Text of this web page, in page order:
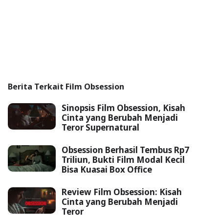
Berita Terkait Film Obsession
Sinopsis Film Obsession, Kisah
Cinta yang Berubah Menjadi
Teror Supernatural
Obsession Berhasil Tembus Rp7
Triliun, Bukti Film Modal Kecil
Bisa Kuasai Box Office
Review Film Obsession: Kisah
Cinta yang Berubah Menjadi
Teror